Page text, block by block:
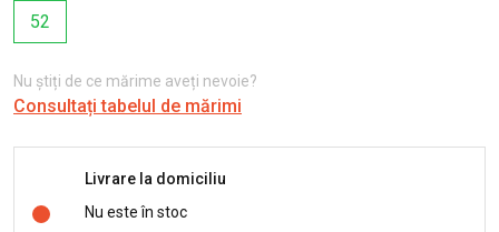
52
Nu știți de ce mărime aveți nevoie?
Consultați tabelul de mărimi
Livrare la domiciliu
Nu este în stoc